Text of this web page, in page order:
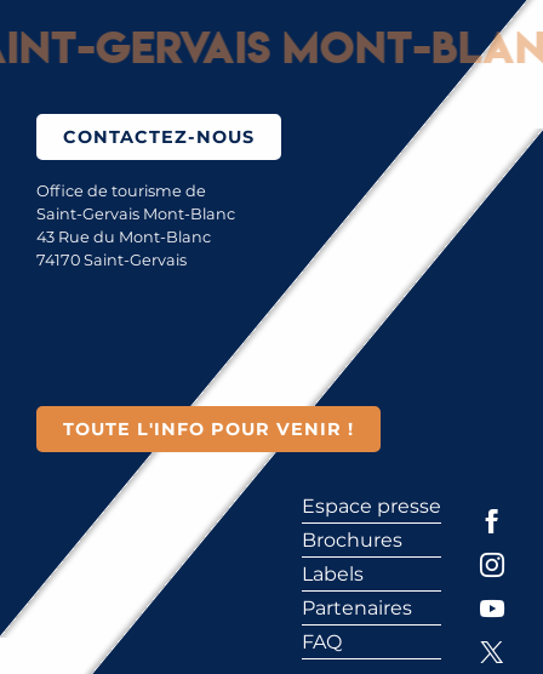
Gervais Mont-
CONTACTEZ-NOUS
Office de tourisme de
Saint-Gervais Mont-Blanc
43 Rue du Mont-Blanc
74170 Saint-Gervais
TOUTE L'INFO POUR VENIR !
Espace presse
Brochures
Labels
Partenaires
FAQ